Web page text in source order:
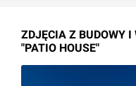
ZDJĘCIA Z BUDOWY
"PATIO HOUSE"